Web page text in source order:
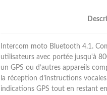
Intercom moto Bluetooth 4.1.
utilisateurs avec portée jusqu'à
un GPS ou d’autres appareils
la réception d’instructions
indications GPS tout en restant